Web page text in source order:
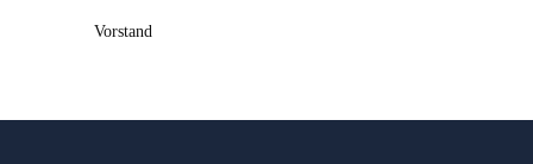
Vorstand